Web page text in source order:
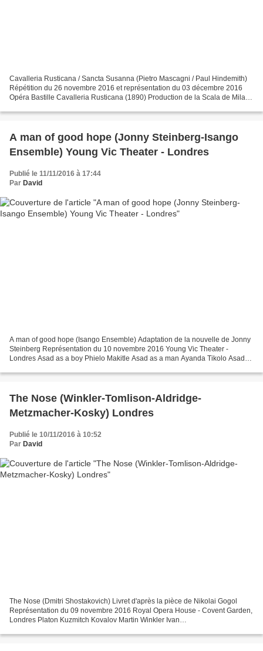
Cavalleria Rusticana / Sancta Susanna (Pietro Mascagni / Paul Hindemith)
Répétition du 26 novembre 2016 et représentation du 03 décembre 2016
Opéra Bastille Cavalleria Rusticana (1890) Production de la Scala de Milan
A man of good hope (Jonny Steinberg-Isango
Ensemble) Young Vic Theater - Londres
Publié le 11/11/2016 à 17:44
Par David
A man of good hope (Isango Ensemble) Adaptation de la nouvelle de Jonny
Steinberg Représentation du 10 novembre 2016 Young Vic Theater -
Londres Asad as a boy Phielo Makitle Asad as a man Ayanda Tikolo Asad
The Nose (Winkler-Tomlison-Aldridge-
Metzmacher-Kosky) Londres
Publié le 10/11/2016 à 10:52
Par David
The Nose (Dmitri Shostakovich) Livret d'après la pièce de Nikolai Gogol
Représentation du 09 novembre 2016 Royal Opera House - Covent Garden,
Londres Platon Kuzmitch Kovalov Martin Winkler Ivan